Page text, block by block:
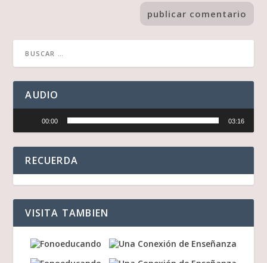
AUDIO
audio
00:00 03:16
RECUERDA
VISITA TAMBIEN